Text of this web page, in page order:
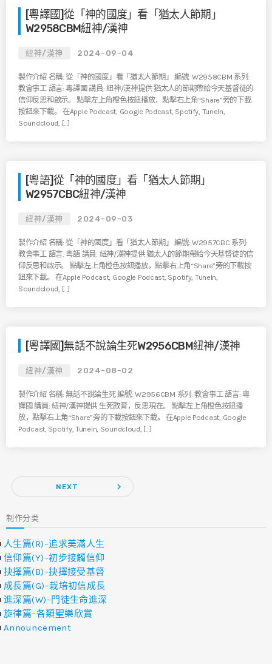
[粵譯國]從「神的國度」看「猶太人節期」
W2958CBM紐神/漢神
紐神/漢神 2024-09-04
製作介紹 名稱: 從「神的國度」看「猶太人節期」 編號: W2958CBM 系列:
教會事工 語言: 粵譯國 講員: 紐神/漢神提供 猶太人的節期帶給今天基督徒的
信仰反思和啟示。 點擊左上角橙色按鈕播放，點擊右上角“Share”旁的下載
按鈕來下載。 在Apple Podcast, Google Podcast, Spotify, TuneIn,
Soundcloud, […]
[粵語]從「神的國度」看「猶太人節期」
W2957CBC紐神/漢神
紐神/漢神 2024-09-03
製作介紹 名稱: 從「神的國度」看「猶太人節期」 編號: W2957CBC 系列:
教會事工 語言: 粵語 講員: 紐神/漢神提供 猶太人的節期帶給今天基督徒的信
仰反思和啟示。 點擊左上角橙色按鈕播放，點擊右上角“Share”旁的下載按
鈕來下載。 在Apple Podcast, Google Podcast, Spotify, TuneIn,
Soundcloud, […]
[粵譯國]無話不說論生死W2956CBM紐神/漢神
紐神/漢神 2024-08-02
製作介紹 名稱: 無話不說論生死 編號: W2956CBM 系列: 教會事工 語言: 粵
譯國 講員: 紐神/漢神提供 生死教育，反思現在。 點擊左上角橙色按鈕播
放，點擊右上角“Share”旁的下載按鈕來下載。 在Apple Podcast, Google
Podcast, Spotify, TuneIn, Soundcloud, […]
NEXT navigate_next
制作分类
人生篇(R)–追求美滿人生
信仰篇(Y)–初步接觸信仰
抉擇篇(B)–抉擇接受基督
成長篇(G)–栽培初信成長
進深篇(W)–門徒生命進深
旋律篇–各類聖樂欣賞
Announcement